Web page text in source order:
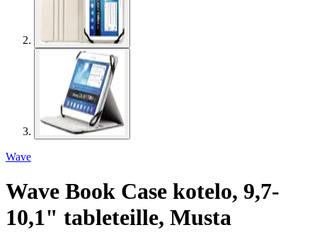
Wave
Wave Book Case kotelo, 9,7-
10,1" tableteille, Musta